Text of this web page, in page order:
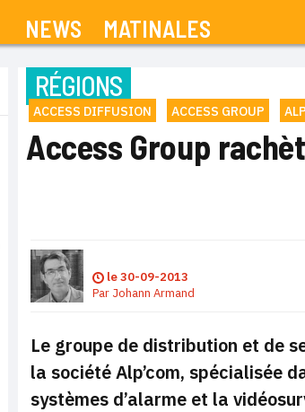
NEWS MATINALES
RÉGIONS
ACCESS DIFFUSION ACCESS GROUP
Access Group
le30-09-2013
Par Johann Armand
Le groupe de distribution et de
la société Alp’com, spécialisée
systèmes d’alarme et la